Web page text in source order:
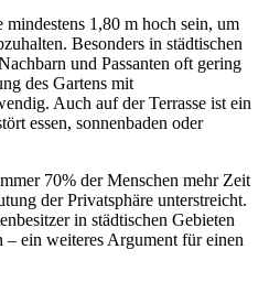
1,80 m hoch sein, um
Besonders in städtischen
und Passanten oft gering
des Gartens mit
Auch auf der Terrasse ist ein
essen, sonnenbaden oder
70% der Menschen mehr Zeit
der Privatsphäre unterstreicht.
in städtischen Gebieten
ein weiteres Argument für einen